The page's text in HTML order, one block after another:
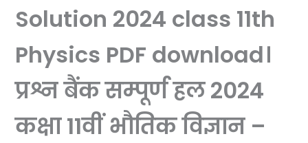
Solution 2024 class 11th
Physics PDF download।
प्रश्न बैंक सम्पूर्ण हल 2024
कक्षा 11वीं भौतिक विज्ञान –